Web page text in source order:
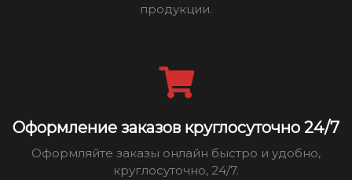
продукции.
Оформление заказов круглосуточно 24/7
Оформляйте заказы онлайн быстро и удобно,
круглосуточно, 24/7.